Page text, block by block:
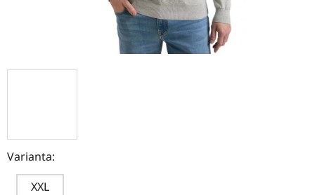
Varianta:
XXL